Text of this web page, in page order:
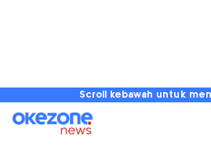
Scroll kebawah untuk